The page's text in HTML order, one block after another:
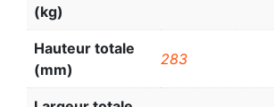
(kg)
Hauteur totale
(mm)
283